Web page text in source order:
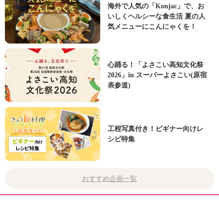
海外で人気の「Konjac」で、お
いしくヘルシーな食生活 夏の人
気メニューにこんにゃくを！
心踊る！「よさこい高知文化祭
2026」in スーパーよさこい(原宿
表参道)
工程写真付き！ビギナー向けレ
シピ特集
おすすめ企画一覧